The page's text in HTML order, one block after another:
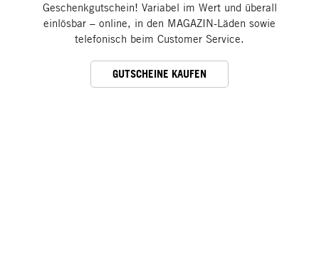
Geschenkgutschein! Variabel im Wert und überall
einlösbar – online, in den MAGAZIN-Läden sowie
telefonisch beim Customer Service.
GUTSCHEINE KAUFEN